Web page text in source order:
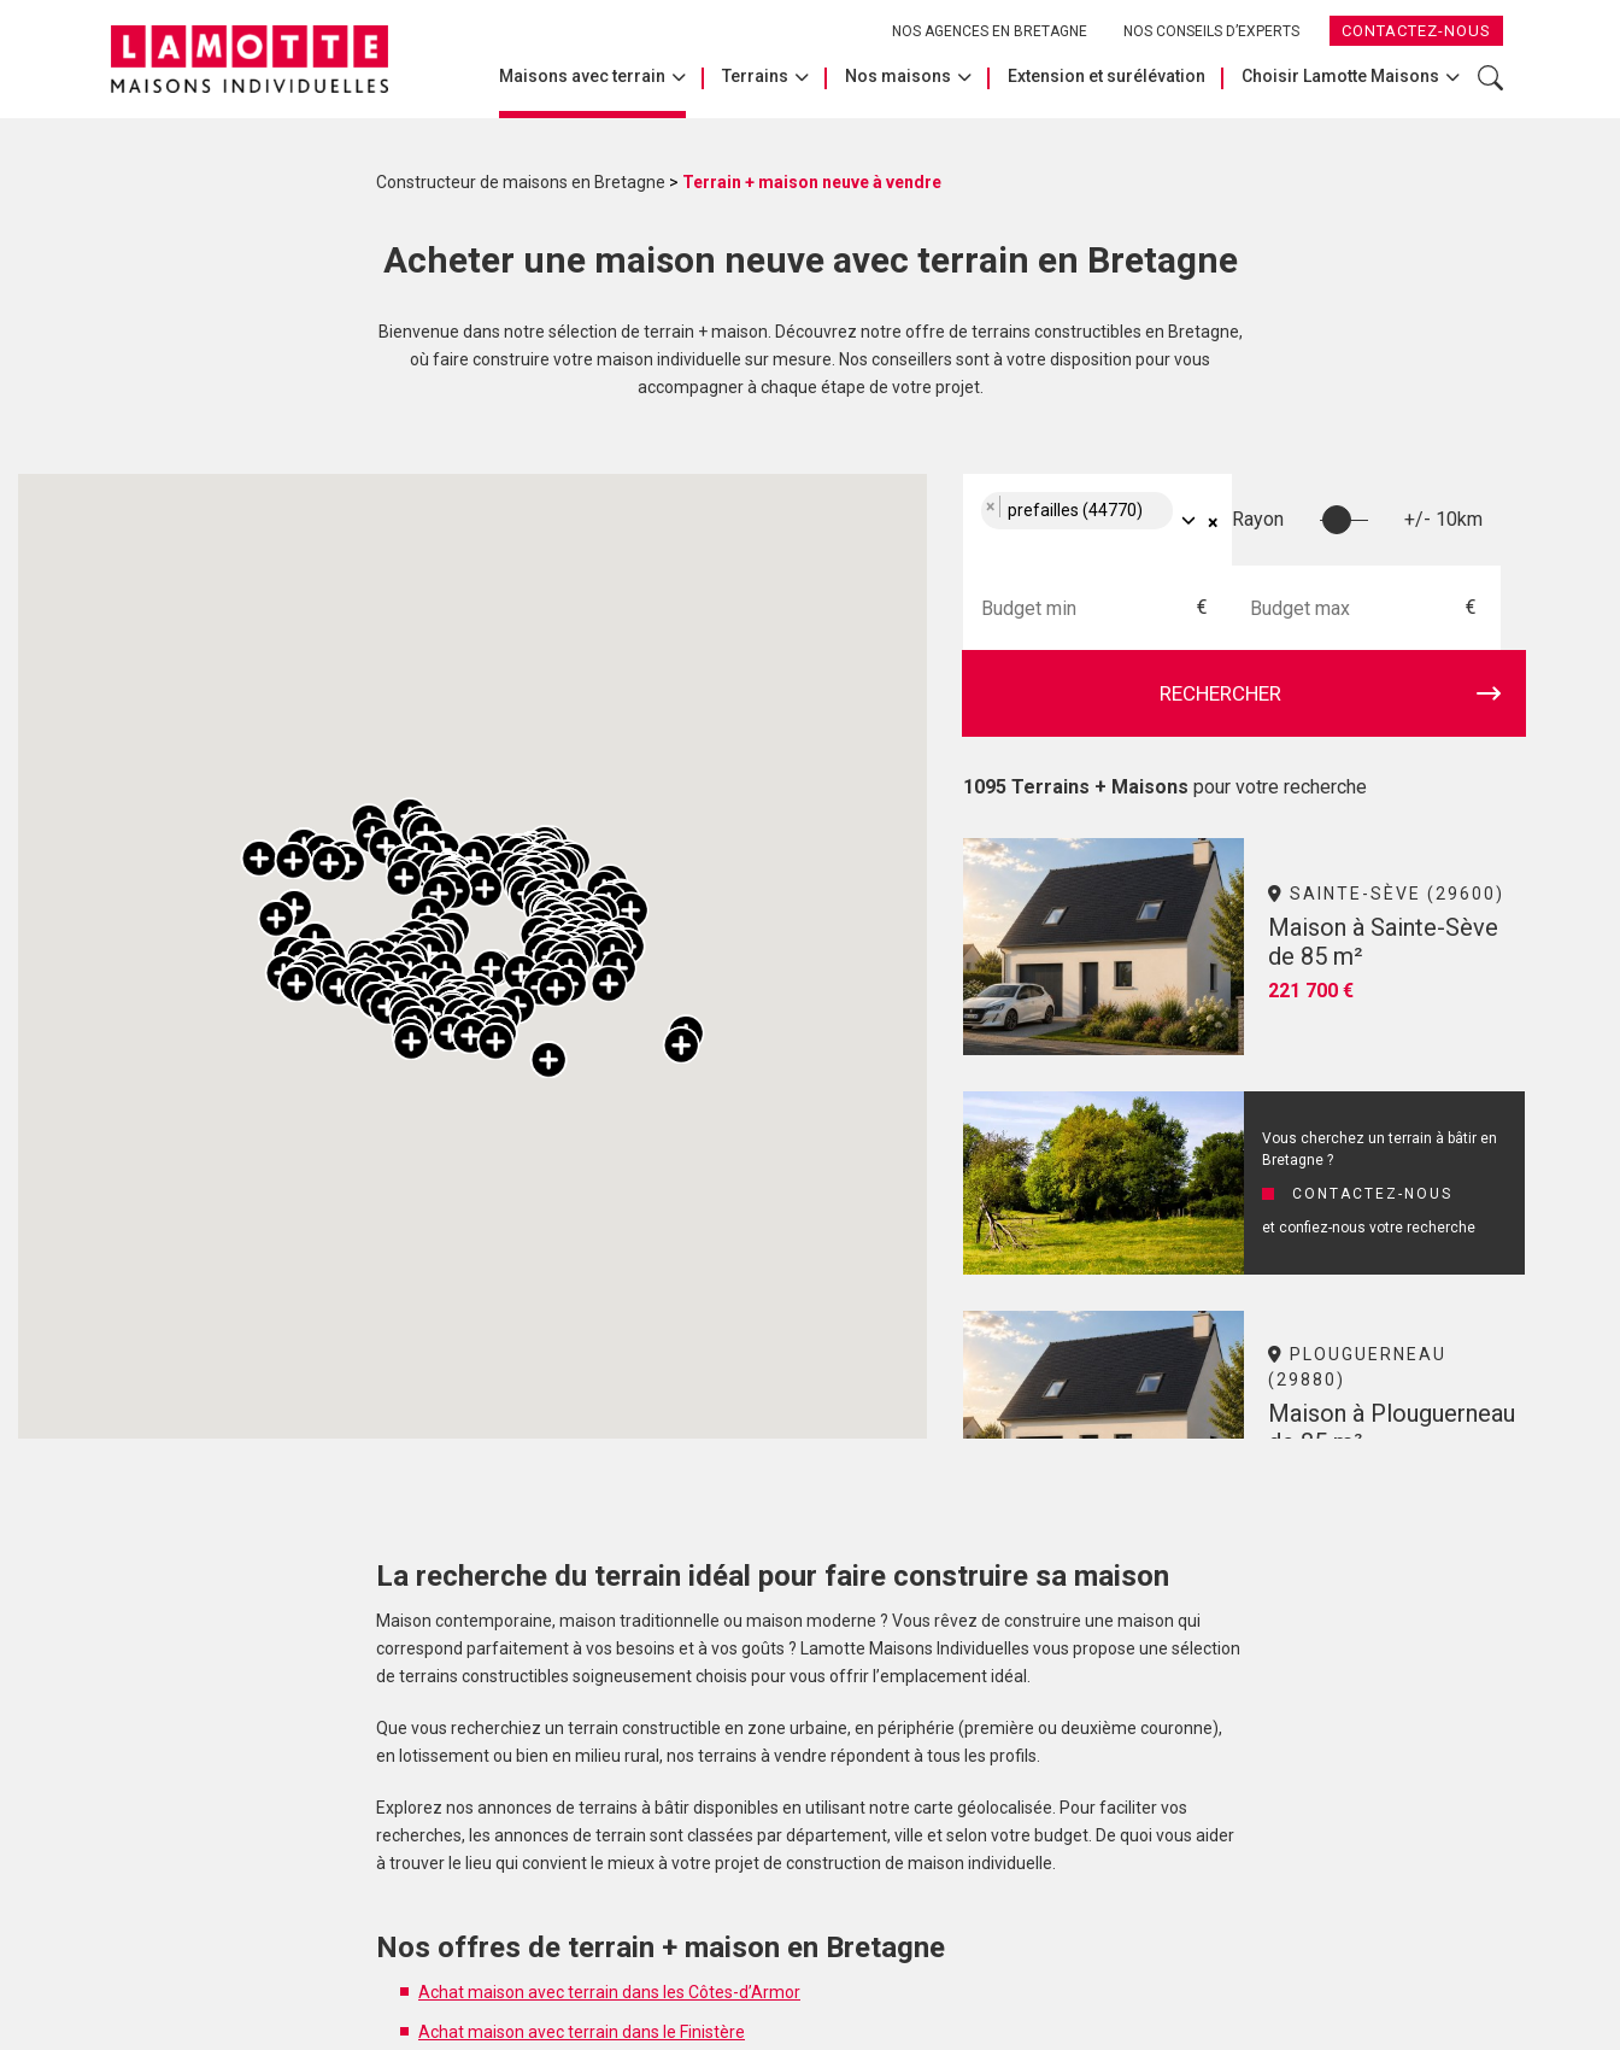
NOS AGENCES EN BRETAGNE NOS CONSEILS D’EXPERTS CONTACTEZ-NOUS
Maisons avec terrain Terrains Nos maisons Extension et surélévation Choisir Lamotte Maisons
Constructeur de maisons en Bretagne > Terrain + maison neuve à vendre
Acheter une maison neuve avec terrain en Bretagne
Bienvenue dans notre sélection de terrain + maison. Découvrez notre offre de terrains constructibles en Bretagne,
où faire construire votre maison individuelle sur mesure. Nos conseillers sont à votre disposition pour vous
accompagner à chaque étape de votre projet.
×
× prefailles (44770) Rayon +/- 10km
€ €
RECHERCHER
1095 Terrains + Maisons pour votre recherche
SAINTE-SÈVE (29600)
Maison à Sainte-Sève
de 85 m²
221 700 €
Vous cherchez un terrain à bâtir en
Bretagne ?
CONTACTEZ-NOUS
et confiez-nous votre recherche
PLOUGUERNEAU
(29880)
Maison à Plouguerneau
de 85 m²
correspondant à votre recherche
La recherche du terrain idéal pour faire construire sa maison
Maison contemporaine, maison traditionnelle ou maison moderne ? Vous rêvez de construire une maison qui
correspond parfaitement à vos besoins et à vos goûts ? Lamotte Maisons Individuelles vous propose une sélection
de terrains constructibles soigneusement choisis pour vous offrir l’emplacement idéal.
Que vous recherchiez un terrain constructible en zone urbaine, en périphérie (première ou deuxième couronne),
en lotissement ou bien en milieu rural, nos terrains à vendre répondent à tous les profils.
Explorez nos annonces de terrains à bâtir disponibles en utilisant notre carte géolocalisée. Pour faciliter vos
recherches, les annonces de terrain sont classées par département, ville et selon votre budget. De quoi vous aider
à trouver le lieu qui convient le mieux à votre projet de construction de maison individuelle.
Nos offres de terrain + maison en Bretagne
Achat maison avec terrain dans les Côtes-d’Armor
Achat maison avec terrain dans le Finistère